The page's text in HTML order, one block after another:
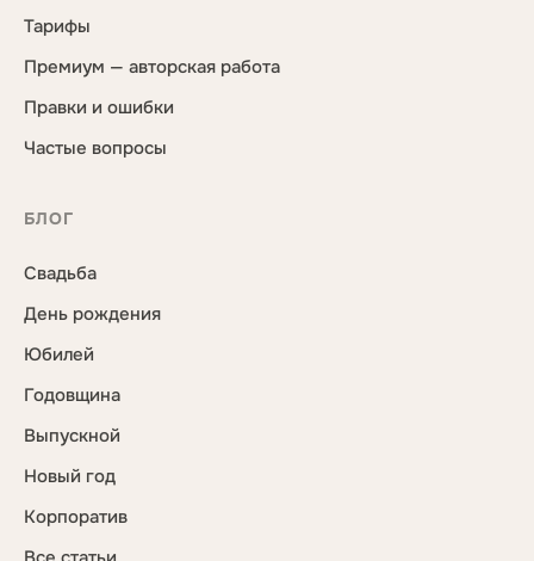
Тарифы
Премиум — авторская работа
Правки и ошибки
Частые вопросы
БЛОГ
Свадьба
День рождения
Юбилей
Годовщина
Выпускной
Новый год
Корпоратив